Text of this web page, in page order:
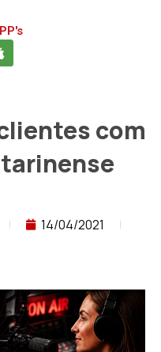
com
14/04/2021